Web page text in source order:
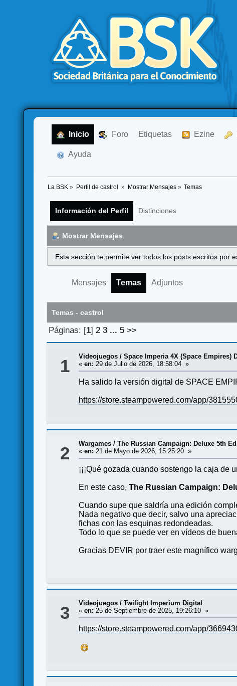
Inicio Foro Etiquetas Ezine
Ayuda
La BSK » Perfil de castrol » Mostrar Mensajes» Temas
Información del Perfil Distinciones
Mostrar Mensajes
Esta sección te permite ver todos los posts escritos por
Mensajes Temas Adjuntos
Temas - castrol
Páginas: [1] 2 3 ... 5 >>
1 Videojuegos /Space Imperia 4X (Space Empires)
«en: 29 de Julio de 2026, 18:58:04 »
Ha salido la versión digital de SPACE
https://store.steampowered.com/app/
2 Wargames /The Russian Campaign: Deluxe 5th
«en: 21 de Mayo de 2026, 15:25:20 »
¡¡¡Qué gozada cuando sostengo la caja
En este caso,The Russian Campaign:
Cuando supe que saldría una edición
Nada negativo que decir, salvo una
fichas con las esquinas redondeadas.
Todo lo que se puede ver en vídeos de
Gracias DEVIR por traer este magnífico
3 Videojuegos /Twilight Imperium Digital
«en: 25 de Septiembre de 2025, 19:26:10 »
https://store.steampowered.com/app/